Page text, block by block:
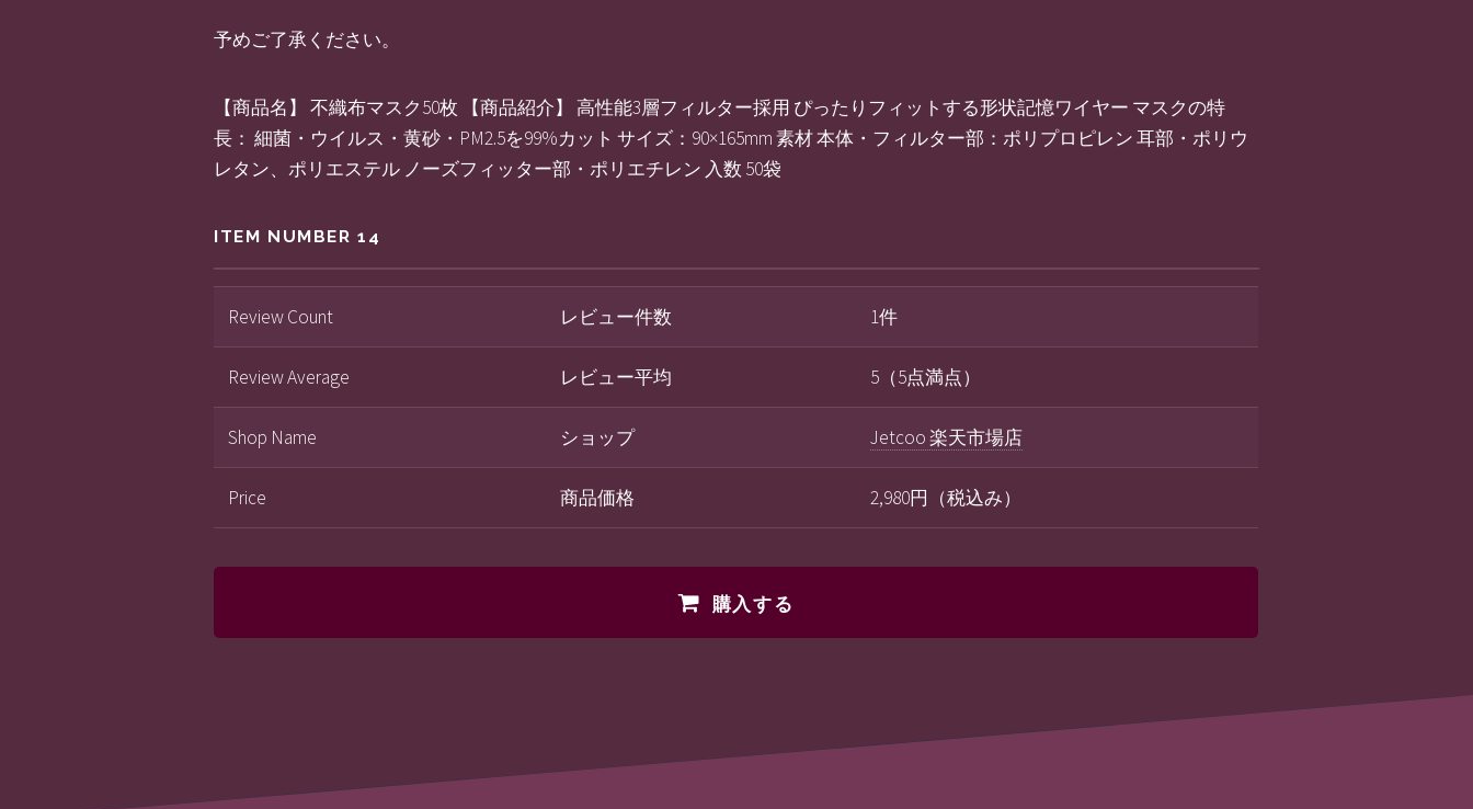
予めご了承ください。
【商品名】 不織布マスク50枚 【商品紹介】 高性能3層フィルター採用 ぴったりフィットする形状記憶ワイヤー マスクの特
長： 細菌・ウイルス・黄砂・PM2.5を99%カット サイズ：90×165mm 素材 本体・フィルター部：ポリプロピレン 耳部・ポリウ
レタン、ポリエステル ノーズフィッター部・ポリエチレン 入数 50袋
ITEM NUMBER 14
Review Count レビュー件数 1件
Review Average レビュー平均 5（5点満点）
Shop Name ショップ Jetcoo 楽天市場店
Price 商品価格 2,980円（税込み）
購入する